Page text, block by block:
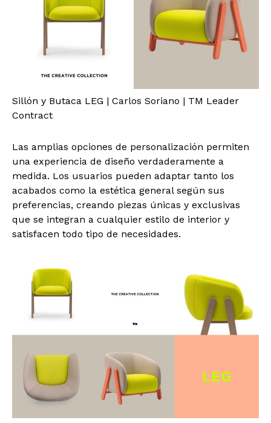
Sillón y Butaca LEG | Carlos Soriano | TM Leader
Contract
Las amplias opciones de personalización permiten
una experiencia de diseño verdaderamente a
medida. Los usuarios pueden adaptar tanto los
acabados como la estética general según sus
preferencias, creando piezas únicas y exclusivas
que se integran a cualquier estilo de interior y
satisfacen todo tipo de necesidades.